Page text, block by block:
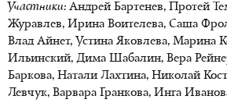
Участники: Андрей Бартенев, Протей
Журавлев, Ирина Воителева, Саша
Влад Айнет, Устина Яковлева, Марина
Ильинский, Дима Шабалин, Вера
Баркова, Натали Лахтина, Николай
Левчук, Варвара Гранкова, Инга